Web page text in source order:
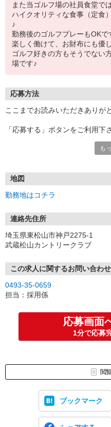
また当ゴルフ場の社員食堂で
ハイクオリティな食事（定食
♪
勤務後のゴルフプレーもOKで
楽しく働けて、お財布にも優し
ゴルフ好きの方もそうでない
場です♪
応募方法
ここまでお読みいただきありが
「応募する」ボタンをご利用下
★お電話の際には「キャディの
※お電話は『月曜日以外（当ゴ
面接時には履歴書（写真貼付）
も
地図
勤務地はコチラ
連絡先住所
埼玉県東松山市神戸2275-1
武蔵松山カントリークラブ
この求人に関するお問い合わせ
0493-35-0659
担当：採用係
応募画面
1分で応募
閲
ブックマーク